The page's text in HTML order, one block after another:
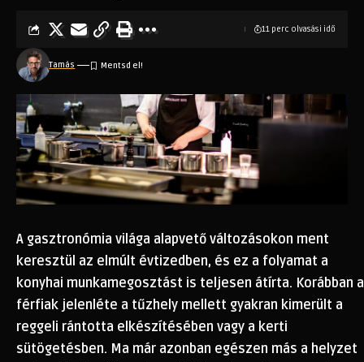
Tamás
11 perc olvasási idő
A gasztronómia világa alapvető változásokon ment
keresztül az elmúlt évtizedben, és ez a folyamat a
konyhai munkamegosztást is teljesen átírta. Korábban a
férfiak jelenléte a tűzhely mellett gyakran kimerült a
reggeli rántotta elkészítésében vagy a kerti
sütögetésben. Ma már azonban egészen más a helyzet